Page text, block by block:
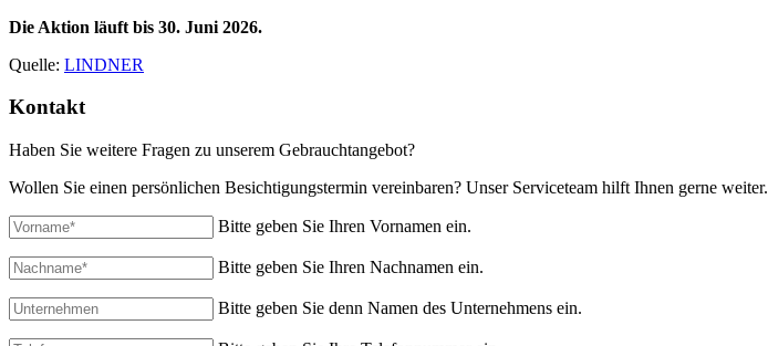
Die Aktion läuft bis 30. Juni 2026.
Quelle: LINDNER
Kontakt
Haben Sie weitere Fragen zu unserem Gebrauchtangebot?
Wollen Sie einen persönlichen Besichtigungstermin vereinbaren? Unser Serviceteam hilft Ihnen gerne weiter.
Bitte geben Sie Ihren Vornamen ein.
Bitte geben Sie Ihren Nachnamen ein.
Bitte geben Sie denn Namen des Unternehmens ein.